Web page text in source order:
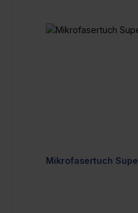
Mikrofasertuch